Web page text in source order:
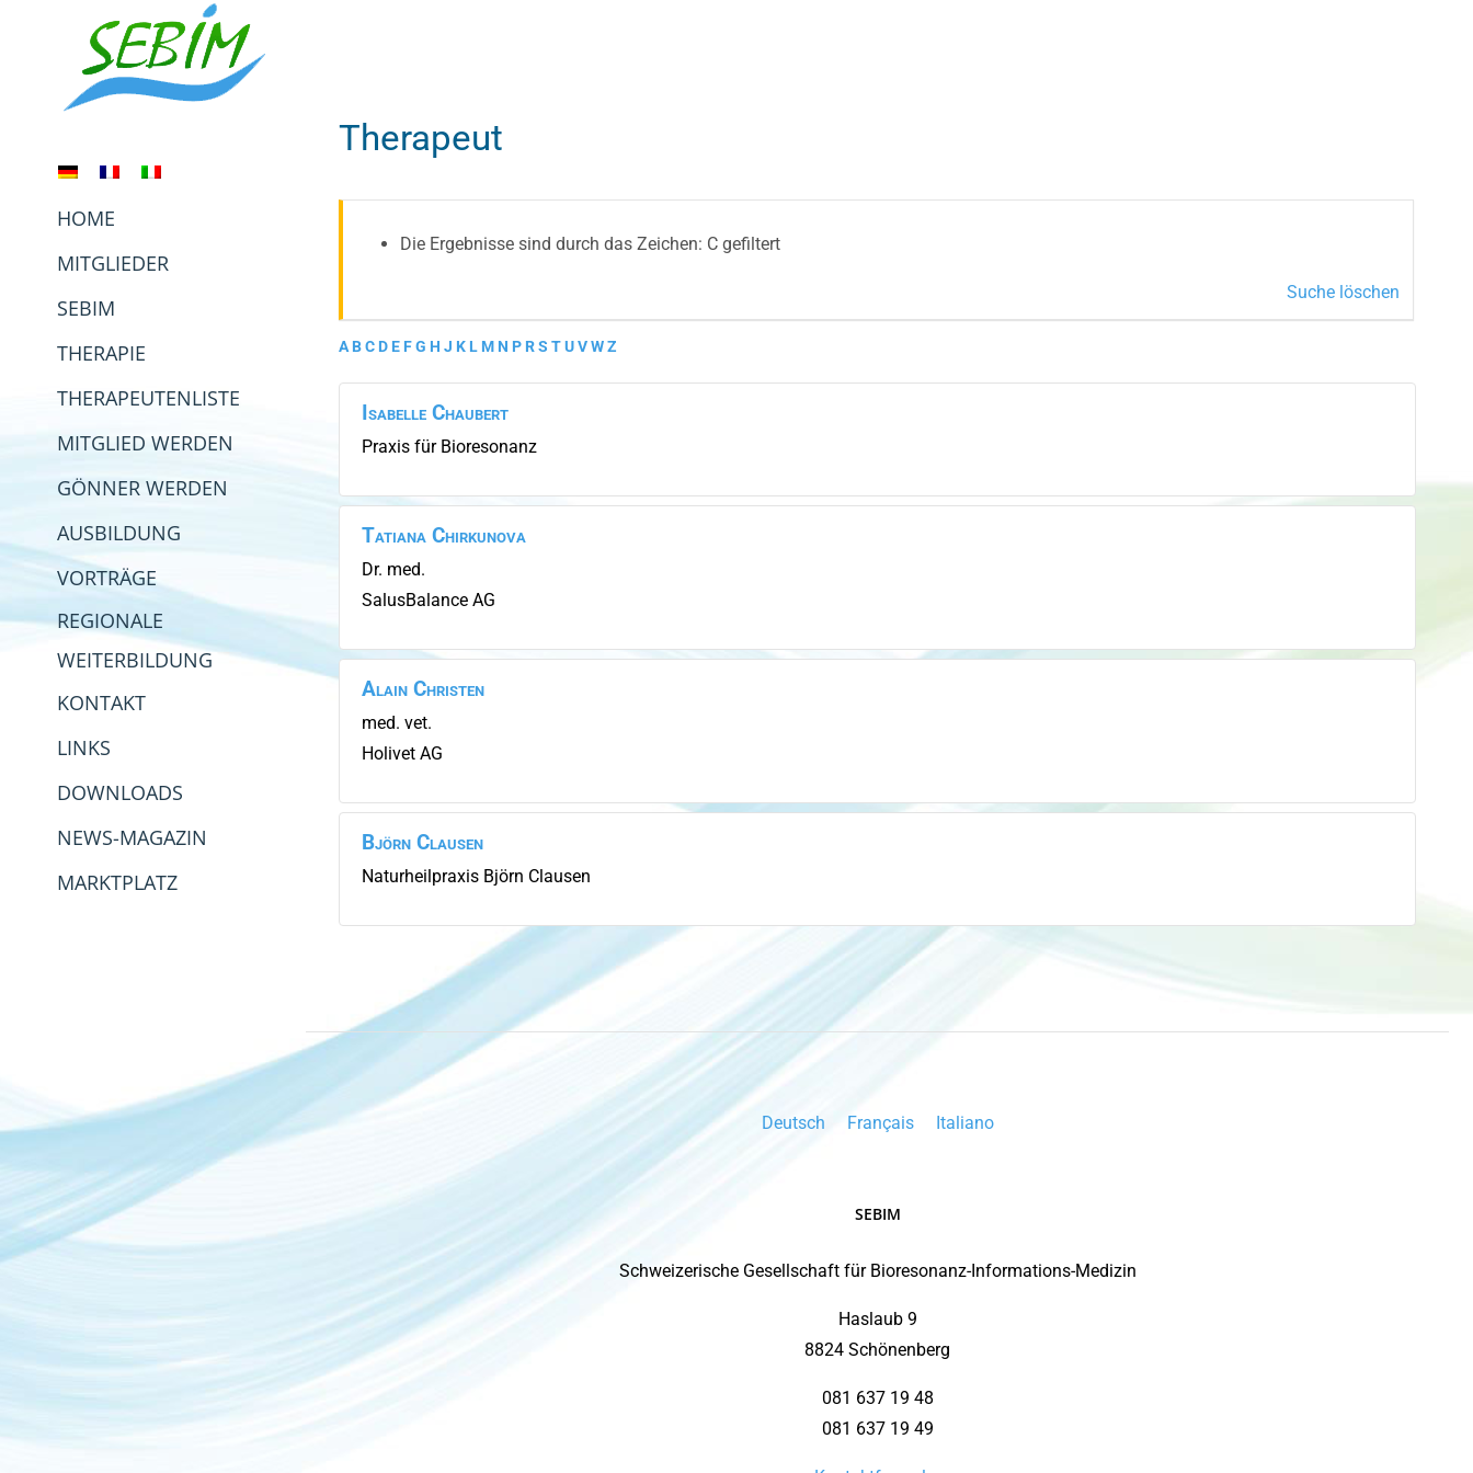
HOME
MITGLIEDER
SEBIM
THERAPIE
THERAPEUTENLISTE
MITGLIED WERDEN
GÖNNER WERDEN
AUSBILDUNG
VORTRÄGE
REGIONALE
WEITERBILDUNG
KONTAKT
LINKS
DOWNLOADS
NEWS-MAGAZIN
MARKTPLATZ
Therapeut
Die Ergebnisse sind durch das Zeichen: C gefiltert
Suche löschen
A BC D E FG H J K L M N P RS TUVWZ
Isabelle Chaubert
Praxis für Bioresonanz
Tatiana Chirkunova
Dr. med.
SalusBalance AG
Alain Christen
med. vet.
Holivet AG
Björn Clausen
Naturheilpraxis Björn Clausen
Deutsch Français Italiano
SEBIM
Schweizerische Gesellschaft für Bioresonanz-Informations-Medizin
Haslaub 9
8824 Schönenberg
081 637 19 48
081 637 19 49